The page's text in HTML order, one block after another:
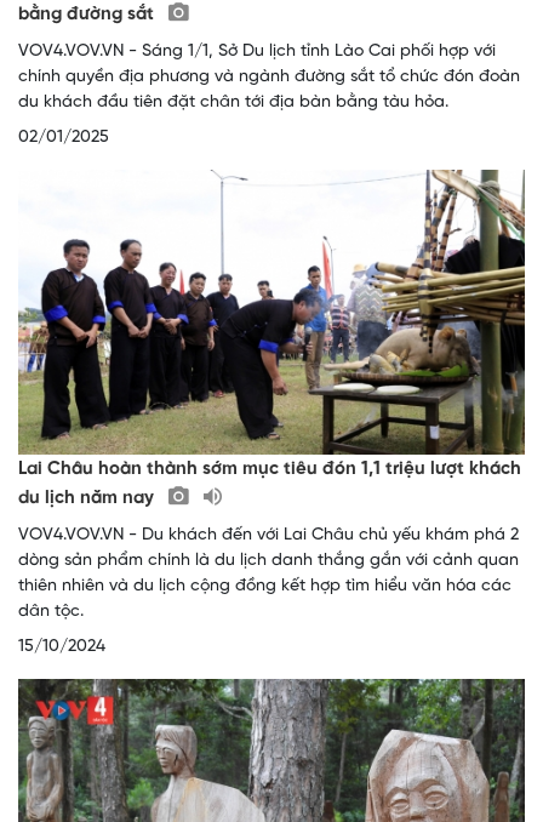
bằng đường sắt
VOV4.VOV.VN - Sáng 1/1, Sở Du lịch tỉnh Lào Cai phối hợp với
chính quyền địa phương và ngành đường sắt tổ chức đón đoàn
du khách đầu tiên đặt chân tới địa bàn bằng tàu hỏa.
02/01/2025
Lai Châu hoàn thành sớm mục tiêu đón 1,1 triệu lượt khách
du lịch năm nay
VOV4.VOV.VN - Du khách đến với Lai Châu chủ yếu khám phá 2
dòng sản phẩm chính là du lịch danh thắng gắn với cảnh quan
thiên nhiên và du lịch cộng đồng kết hợp tìm hiểu văn hóa các
dân tộc.
15/10/2024